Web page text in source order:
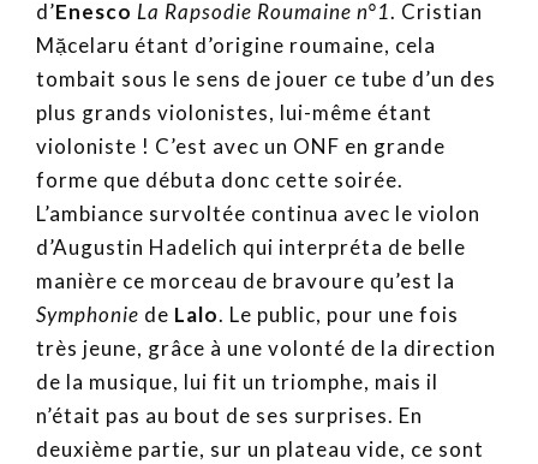
d’Enesco La Rapsodie Roumaine n°1. Cristian
Mặcelaru étant d’origine roumaine, cela
tombait sous le sens de jouer ce tube d’un des
plus grands violonistes, lui-même étant
violoniste ! C’est avec un ONF en grande
forme que débuta donc cette soirée.
L’ambiance survoltée continua avec le violon
d’Augustin Hadelich qui interpréta de belle
manière ce morceau de bravoure qu’est la
Symphonie de Lalo. Le public, pour une fois
très jeune, grâce à une volonté de la direction
de la musique, lui fit un triomphe, mais il
n’était pas au bout de ses surprises. En
deuxième partie, sur un plateau vide, ce sont